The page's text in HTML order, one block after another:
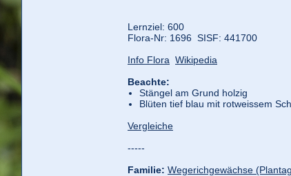
Lernziel: 600
Flora‑Nr: 1696 SISF: 441700
Info Flora Wikipedia
Beachte:
Stängel am Grund holzig
Blüten tief blau mit rotweissem
Vergleiche
-----
Familie: Wegerichgewächse